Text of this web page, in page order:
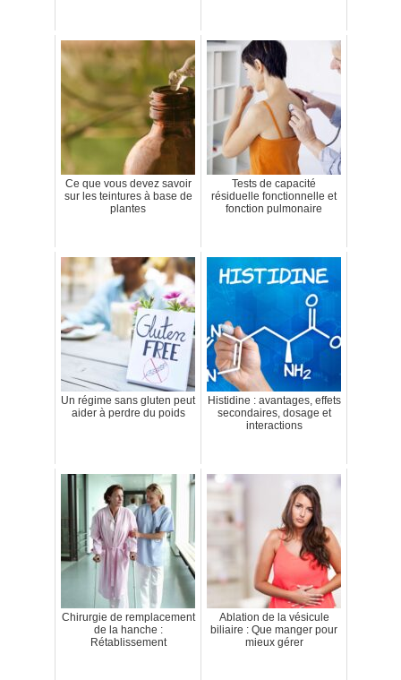
Ce que vous devez savoir
sur les teintures à base de
plantes
Tests de capacité
résiduelle fonctionnelle et
fonction pulmonaire
Un régime sans gluten peut
aider à perdre du poids
Histidine : avantages, effets
secondaires, dosage et
interactions
Chirurgie de remplacement
de la hanche :
Rétablissement
Ablation de la vésicule
biliaire : Que manger pour
mieux gérer